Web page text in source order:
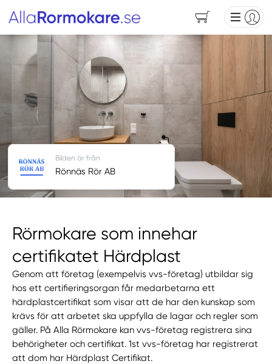
Rörmokare som innehar
certifikatet Härdplast
Genom att företag (exempelvis vvs-företag) utbildar sig
hos ett certifieringsorgan får medarbetarna ett
härdplastcertifikat som visar att de har den kunskap som
krävs för att arbetet ska uppfylla de lagar och regler som
gäller. På Alla Rörmokare kan vvs-företag registrera sina
behörigheter och certifikat. 1st vvs-företag har registrerat
att dom har Härdplast Certifikat.
Bilden är från
Rönnäs Rör AB